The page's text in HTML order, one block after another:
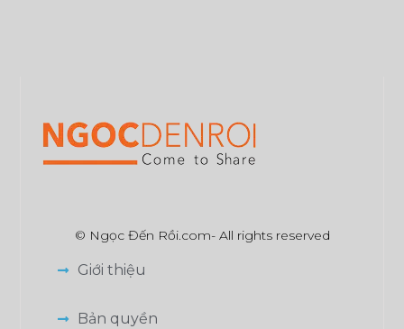
© Ngọc Đến Rồi.com- All rights reserved
Giới thiệu
Bản quyền